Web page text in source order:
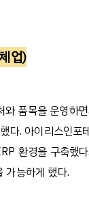
업)
와 품목을 운영하
다.아이리스인포
환경을 구축했다.
가능하게 했다.